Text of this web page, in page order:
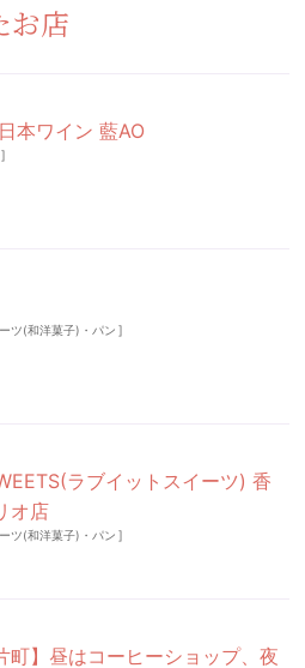
お店
本ワイン 藍AO
]
ツ(和洋菓子)・パン ]
ラブイットスイーツ) 香
オ店
ツ(和洋菓子)・パン ]
町】昼はコーヒーショップ、夜